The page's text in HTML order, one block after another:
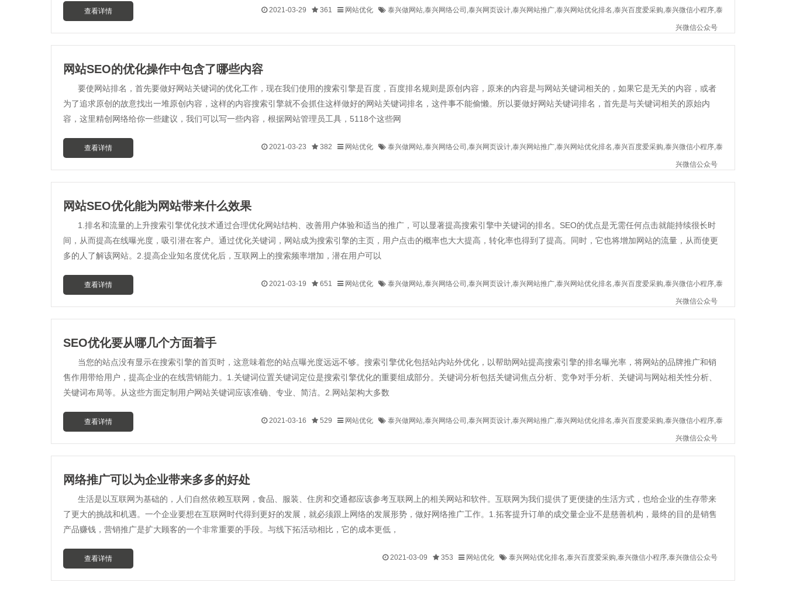
查看详情 2021-03-29 361 网站优化 泰兴做网站,泰兴网络公司,泰兴网页设计,泰兴网站推广,泰兴网站优化排名,泰兴百度爱采购,泰兴微信小程序,泰
兴微信公众号
网站SEO的优化操作中包含了哪些内容
要使网站排名，首先要做好网站关键词的优化工作，现在我们使用的搜索引擎是百度，百度排名规则是原创内容，原来的内容是与网站关键词相关的，如果它是无关的内容，或者
为了追求原创的故意找出一堆原创内容，这样的内容搜索引擎就不会抓住这样做好的网站关键词排名，这件事不能偷懒。所以要做好网站关键词排名，首先是与关键词相关的原始内
容，这里精创网络给你一些建议，我们可以写一些内容，根据网站管理员工具，5118个这些网
查看详情 2021-03-23 382 网站优化 泰兴做网站,泰兴网络公司,泰兴网页设计,泰兴网站推广,泰兴网站优化排名,泰兴百度爱采购,泰兴微信小程序,泰
兴微信公众号
网站SEO优化能为网站带来什么效果
1.排名和流量的上升搜索引擎优化技术通过合理优化网站结构、改善用户体验和适当的推广，可以显著提高搜索引擎中关键词的排名。SEO的优点是无需任何点击就能持续很长时
间，从而提高在线曝光度，吸引潜在客户。通过优化关键词，网站成为搜索引擎的主页，用户点击的概率也大大提高，转化率也得到了提高。同时，它也将增加网站的流量，从而使更
多的人了解该网站。2.提高企业知名度优化后，互联网上的搜索频率增加，潜在用户可以
查看详情 2021-03-19 651 网站优化 泰兴做网站,泰兴网络公司,泰兴网页设计,泰兴网站推广,泰兴网站优化排名,泰兴百度爱采购,泰兴微信小程序,泰
兴微信公众号
SEO优化要从哪几个方面着手
当您的站点没有显示在搜索引擎的首页时，这意味着您的站点曝光度远远不够。搜索引擎优化包括站内站外优化，以帮助网站提高搜索引擎的排名曝光率，将网站的品牌推广和销
售作用带给用户，提高企业的在线营销能力。1.关键词位置关键词定位是搜索引擎优化的重要组成部分。关键词分析包括关键词焦点分析、竞争对手分析、关键词与网站相关性分析、
关键词布局等。从这些方面定制用户网站关键词应该准确、专业、简洁。2.网站架构大多数
查看详情 2021-03-16 529 网站优化 泰兴做网站,泰兴网络公司,泰兴网页设计,泰兴网站推广,泰兴网站优化排名,泰兴百度爱采购,泰兴微信小程序,泰
兴微信公众号
网络推广可以为企业带来多多的好处
生活是以互联网为基础的，人们自然依赖互联网，食品、服装、住房和交通都应该参考互联网上的相关网站和软件。互联网为我们提供了更便捷的生活方式，也给企业的生存带来
了更大的挑战和机遇。一个企业要想在互联网时代得到更好的发展，就必须跟上网络的发展形势，做好网络推广工作。1.拓客提升订单的成交量企业不是慈善机构，最终的目的是销售
产品赚钱，营销推广是扩大顾客的一个非常重要的手段。与线下拓活动相比，它的成本更低，
查看详情 2021-03-09 353 网站优化 泰兴网站优化排名,泰兴百度爱采购,泰兴微信小程序,泰兴微信公众号